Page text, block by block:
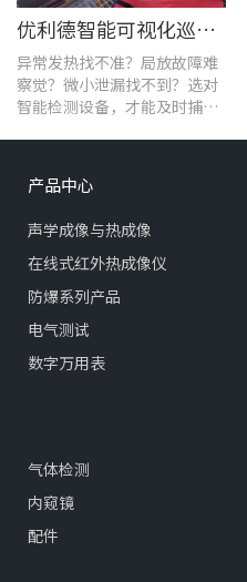
优利德智能可视化巡检方案，护航油气行业高效运维
异常发热找不准？局放故障难
察觉？微小泄漏找不到？选对
智能检测设备，才能及时捕捉
产品中心
声学成像与热成像
在线式红外热成像仪
防爆系列产品
电气测试
数字万用表
气体检测
内窥镜
配件